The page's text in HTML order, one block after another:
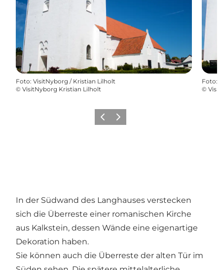
Foto: VisitNyborg / Kristian Lilholt
© VisitNyborg Kristian Lilholt
Foto:
©
ZurückWeiter
In der Südwand des Langhauses verstecken
sich die Überreste einer romanischen Kirche
aus Kalkstein, dessen Wände eine eigenartige
Dekoration haben.
Sie können auch die Überreste der alten Tür im